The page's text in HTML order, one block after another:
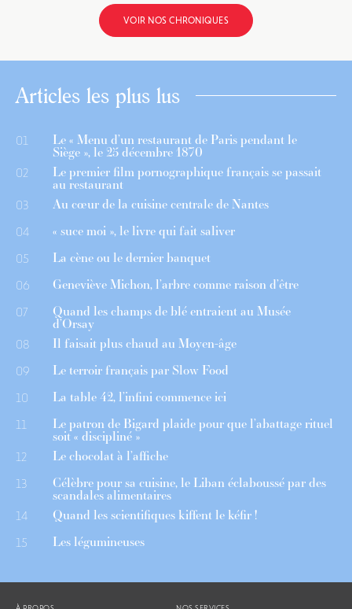
VOIR NOS CHRONIQUES
Articles les plus lus
01 Le « Menu d’un restaurant de Paris pendant le
Siège », le 25 décembre 1870
02 Le premier film pornographique français se passait
au restaurant
03 Au cœur de la cuisine centrale de Nantes
04 « suce moi », le livre qui fait saliver
05 La cène ou le dernier banquet
06 Geneviève Michon, l’arbre comme raison d’être
07 Quand les champs de blé entraient au Musée
d’Orsay
08 Il faisait plus chaud au Moyen-âge
09 Le terroir français par Slow Food
10 La table 42, l’infini commence ici
11 Le patron de Bigard plaide pour que l’abattage rituel
soit « discipliné »
12 Le chocolat à l’affiche
13 Célèbre pour sa cuisine, le Liban éclaboussé par des
scandales alimentaires
14 Quand les scientifiques kiffent le kéfir !
15 Les légumineuses